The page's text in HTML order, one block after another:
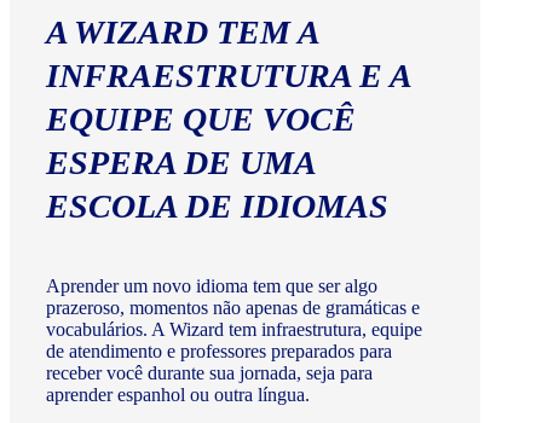
A WIZARD TEM A
INFRAESTRUTURA E A
EQUIPE QUE VOCÊ
ESPERA DE UMA
ESCOLA DE IDIOMAS
Aprender um novo idioma tem que ser algo
prazeroso, momentos não apenas de gramáticas e
vocabulários. A Wizard tem infraestrutura, equipe
de atendimento e professores preparados para
receber você durante sua jornada, seja para
aprender espanhol ou outra língua.